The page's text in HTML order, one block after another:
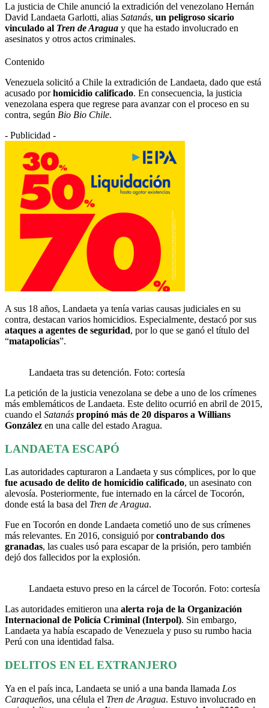
La justicia de Chile anunció la extradición del venezolano Hernán
David Landaeta Garlotti, alias Satanás, un peligroso sicario
vinculado al Tren de Aragua y que ha estado involucrado en
asesinatos y otros actos criminales.
Contenido
Venezuela solicitó a Chile la extradición de Landaeta, dado que está
acusado porhomicidio calificado. En consecuencia, la justicia
venezolana espera que regrese para avanzar con el proceso en su
contra, según Bio Bio Chile.
- Publicidad -
A sus 18 años, Landaeta ya tenía varias causas judiciales en su
contra, destacan varios homicidios. Especialmente, destacó por sus
ataques a agentes de seguridad, por lo que se ganó el título del
“matapolicías”.
Landaeta tras su detención. Foto: cortesía
La petición de la justicia venezolana se debe a uno de los crímenes
más emblemáticos de Landaeta. Este delito ocurrió en abril de 2015,
cuando el Satanás propinó más de 20 disparos a Willians
González en una calle del estado Aragua.
LANDAETA ESCAPÓ
Las autoridades capturaron a Landaeta y sus cómplices, por lo que
fue acusado de delito de homicidio calificado, un asesinato con
alevosía. Posteriormente, fue internado en la cárcel de Tocorón,
donde está la basa del Tren de Aragua.
Fue en Tocorón en donde Landaeta cometió uno de sus crímenes
más relevantes. En 2016, consiguió porcontrabando dos
granadas, las cuales usó para escapar de la prisión, pero también
dejó dos fallecidos por la explosión.
Landaeta estuvo preso en la cárcel de Tocorón. Foto: cortesía
Las autoridades emitieron una alerta roja de la Organización
Internacional de Policía Criminal (Interpol). Sin embargo,
Landaeta ya había escapado de Venezuela y puso su rumbo hacia
Perú con una identidad falsa.
DELITOS EN EL EXTRANJERO
Ya en el país inca, Landaeta se unió a una banda llamada Los
Caraqueños, una célula el Tren de Aragua. Estuvo involucrado en